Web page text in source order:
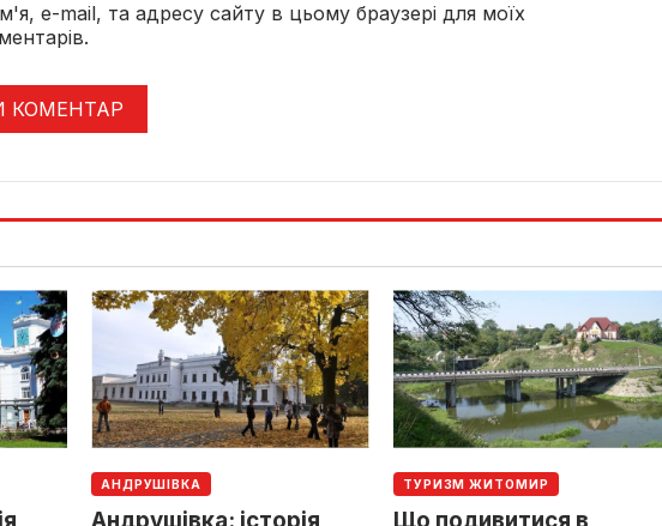
e-mail, та адресу сайту в цьому браузері для моїх
АНДРУШІВКА
Андрушівка: історія
ТУРИЗМ ЖИТОМИР
Що подивитися в